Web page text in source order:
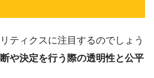
ティクスに注目するのでしょう
や決定を行う際の透明性と公平